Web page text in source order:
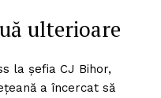
ulterioare
la șefia CJ Bihor,
a încercat să